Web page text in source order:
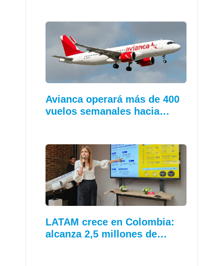
Avianca operará más de 400
vuelos semanales hacia…
LATAM crece en Colombia:
alcanza 2,5 millones de…